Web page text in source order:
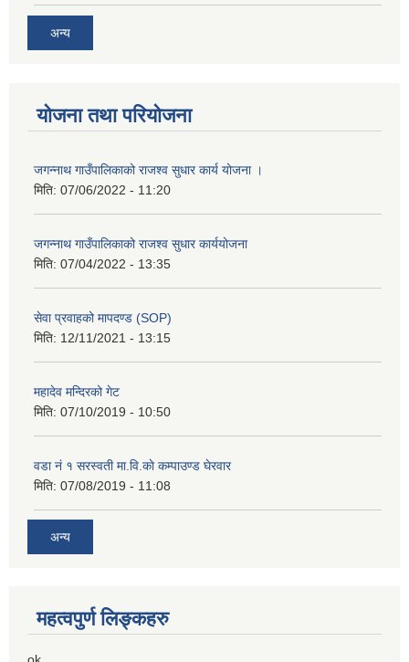
अन्य
योजना तथा परियोजना
जगन्नाथ गाउँपालिकाको राजश्व सुधार कार्य योजना ।
मिति: 07/06/2022 - 11:20
जगन्नाथ गाउँपालिकाको राजश्व सुधार कार्ययोजना
मिति: 07/04/2022 - 13:35
सेवा प्रवाहको मापदण्ड (SOP)
मिति: 12/11/2021 - 13:15
महादेव मन्दिरको गेट
मिति: 07/10/2019 - 10:50
वडा नं १ सरस्वती मा.वि.काे कम्पाउण्ड घेरवार
मिति: 07/08/2019 - 11:08
अन्य
महत्वपुर्ण लिङ्कहरु